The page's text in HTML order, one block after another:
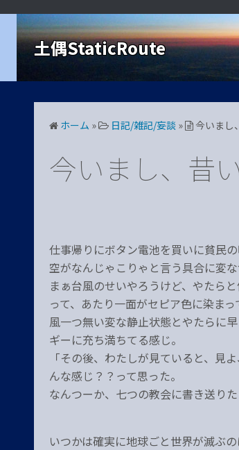
ツ
土偶StaticRoute
ホーム » 日記/雑記/妄談 » 今いまし
今いまし、昔
仕事帰りにボタン電池を買いに貧民
空がなんじゃこりゃと言う具合に変な
まぁ台風のせいやろうけど、やたら
って、あたり一面がセピア色に染ま
風一つ無い変な静止状態とやたらに
ギーに充ち満ちてる感じ。
「その後、わたしが見ていると、見
んな感じ？？って思った。
なんつーか、七つの教会に書き送り
いつかは確実に地球ごと世界が滅ぶ